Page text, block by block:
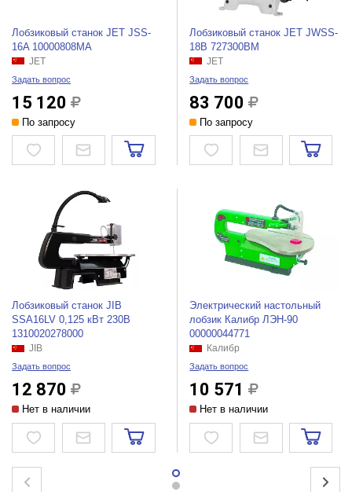
Лобзиковый станок JET JSS-
16A 10000808MA
JET
Задать вопрос
15 120
По запросу
Лобзиковый станок JET JWSS-
18B 727300BM
JET
Задать вопрос
83 700
По запросу
Лобзиковый станок JIB
SSA16LV 0,125 кВт 230В
1310020278000
JIB
Задать вопрос
12 870
Нет в наличии
Электрический настольный
лобзик Калибр ЛЭН-90
00000044771
Калибр
Задать вопрос
10 571
Нет в наличии